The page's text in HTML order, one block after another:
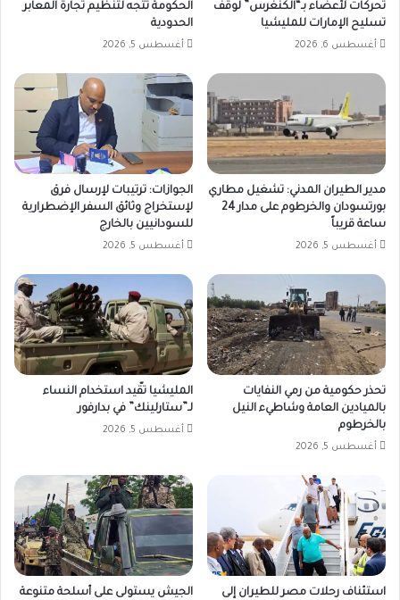
تحركات لأعضاء بـ“الكنغرس” لوقف
تسليح الإمارات للمليشيا
أغسطس 6, 2026
الحكومة تتجه لتنظيم تجارة المعابر
الحدودية
أغسطس 5, 2026
مدير الطيران المدني: تشغيل مطاري
بورتسودان والخرطوم على مدار 24
ساعة قريباً
أغسطس 5, 2026
الجوازات: ترتيبات لإرسال فرق
لإستخراج وثائق السفر الإضطرارية
للسودانيين بالخارج
أغسطس 5, 2026
تحذر حكومية من رمي النفايات
بالميادين العامة وشاطيء النيل
بالخرطوم
أغسطس 5, 2026
المليشيا تقّيد استخدام النساء
لـ”ستارلينك” في بدارفور
أغسطس 5, 2026
استئناف رحلات مصر للطيران إلى
الجيش يستولى على أسلحة متنوعة